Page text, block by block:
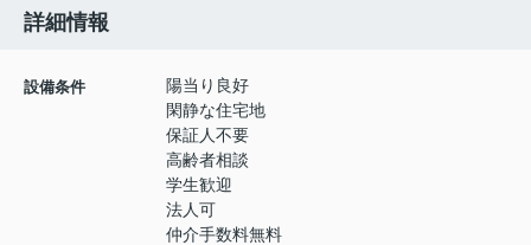
詳細情報
設備条件
陽当り良好
閑静な住宅地
保証人不要
高齢者相談
学生歓迎
法人可
仲介手数料無料